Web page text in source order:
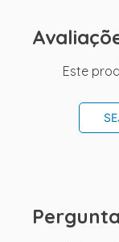
Este